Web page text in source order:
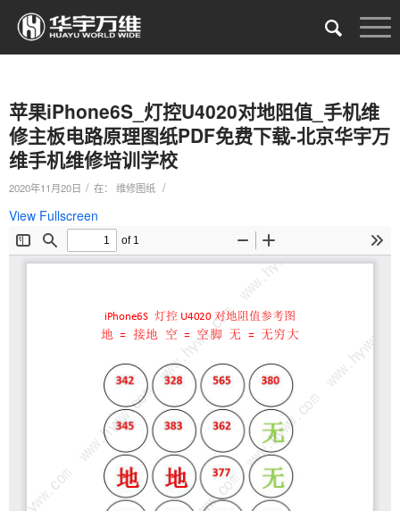
苹果iPhone6S_灯控U4020对地阻值_手机维
修主板电路原理图纸PDF免费下载-北京华宇万
维手机维修培训学校
2020年11月20日 / 在： 维修图纸 /
View Fullscreen